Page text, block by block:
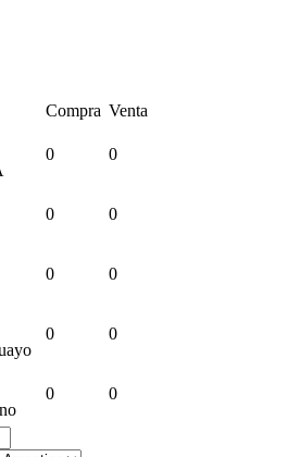
Compra Venta
0 0
0 0
0 0
0 0
0 0